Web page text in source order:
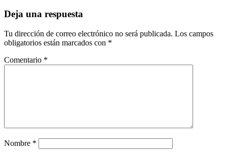
Deja una respuesta
Tu dirección de correo electrónico no será publicada. Los campos
obligatorios están marcados con *
Comentario *
Nombre *